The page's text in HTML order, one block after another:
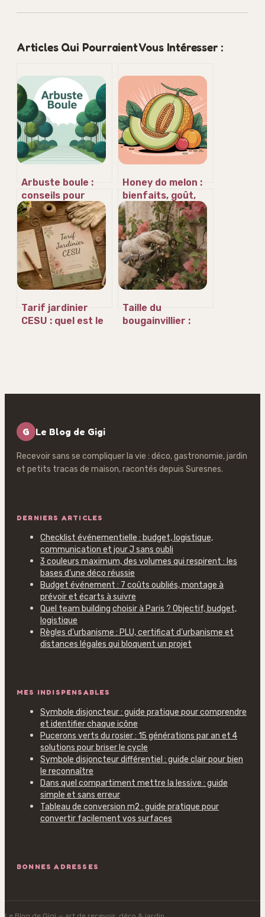
Articles Qui Pourraient Vous Intéresser :
Arbuste boule :
conseils pour
choisir, planter et
structurer votre
jardin
Honey do melon :
bienfaits, goût,
recettes et
conservation
Tarif jardinier
CESU : quel est le
Taille du
bougainvillier :
G Le Blog de Gigi
Recevoir sans se compliquer la vie : déco, gastronomie, jardin
et petits tracas de maison, racontés depuis Suresnes.
DERNIERS ARTICLES
Checklist événementielle : budget, logistique,
communication et jour J sans oubli
3 couleurs maximum, des volumes qui respirent : les
bases d’une déco réussie
Budget événement : 7 coûts oubliés, montage à
prévoir et écarts à suivre
Quel team building choisir à Paris ? Objectif, budget,
logistique
Règles d’urbanisme : PLU, certificat d’urbanisme et
distances légales qui bloquent un projet
MES INDISPENSABLES
Symbole disjoncteur : guide pratique pour comprendre
et identifier chaque icône
Pucerons verts du rosier : 15 générations par an et 4
solutions pour briser le cycle
Symbole disjoncteur différentiel : guide clair pour bien
le reconnaître
Dans quel compartiment mettre la lessive : guide
simple et sans erreur
Tableau de conversion m2 : guide pratique pour
convertir facilement vos surfaces
BONNES ADRESSES